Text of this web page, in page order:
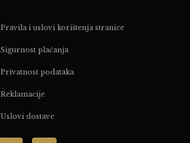
Pravila i uslovi korištenja stranice
Sigurnost plaćanja
Privatnost podataka
Reklamacije
Uslovi dostave